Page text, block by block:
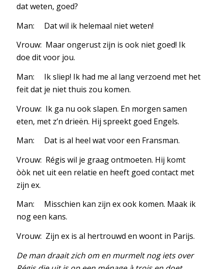
dat weten, goed?
Man: Dat wil ik helemaal niet weten!
Vrouw: Maar ongerust zijn is ook niet goed! Ik
doe dit voor jou.
Man: Ik sliep! Ik had me al lang verzoend met het
feit dat je niet thuis zou komen.
Vrouw: Ik ga nu ook slapen. En morgen samen
eten, met z’n drieën. Hij spreekt goed Engels.
Man: Dat is al heel wat voor een Fransman.
Vrouw: Régis wil je graag ontmoeten. Hij komt
òòk net uit een relatie en heeft goed contact met
zijn ex.
Man: Misschien kan zijn ex ook komen. Maak ik
nog een kans.
Vrouw: Zijn ex is al hertrouwd en woont in Parijs.
De man draait zich om en murmelt nog iets over